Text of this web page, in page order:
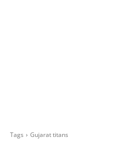
Tags Gujarat titans